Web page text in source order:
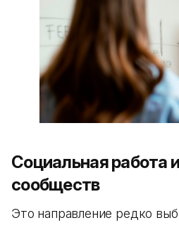
Социальная работа
сообществ
Это направление редко